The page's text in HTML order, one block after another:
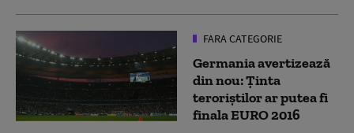
FARA CATEGORIE
Germania avertizează
din nou: Ţinta
teroriştilor ar putea fi
finala EURO 2016